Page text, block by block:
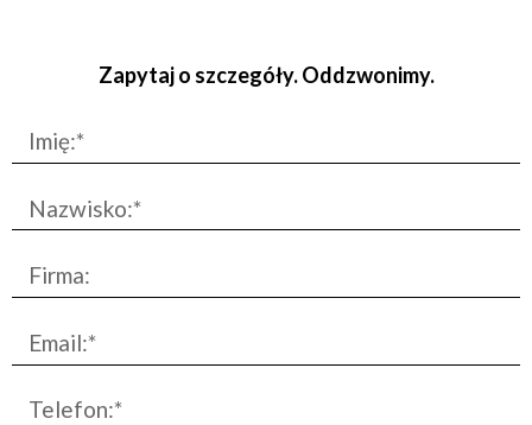
Zapytaj o szczegóły. Oddzwonimy.
Imię:*
Nazwisko:*
Firma:
Email:*
Telefon:*